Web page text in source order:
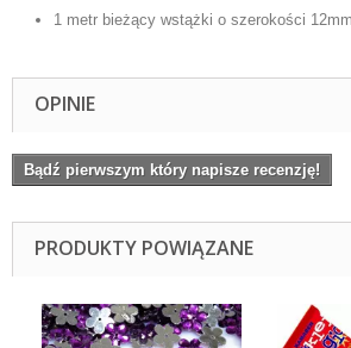
1 metr bieżący wstążki o szerokości 12mm
OPINIE
Bądź pierwszym który napisze recenzję!
PRODUKTY POWIĄZANE